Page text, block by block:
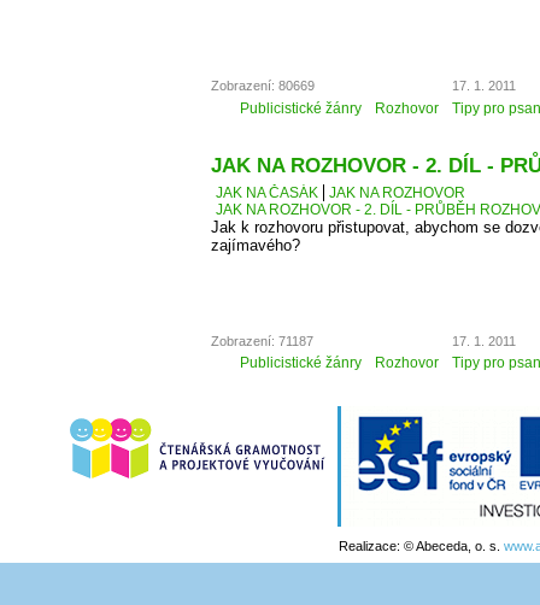
Zobrazení: 80669 17. 1. 2011
Publicistické žánry Rozhovor Tipy pro
JAK NA ROZHOVOR - 2. DÍL -
JAK NA ČASÁK
JAK NA ROZHOVOR
JAK NA ROZHOVOR - 2. DÍL - PRŮBĚH
Jak k rozhovoru přistupovat, abychom se
zajímavého?
Zobrazení: 71187 17. 1. 2011
Publicistické žánry Rozhovor Tipy pro
Realizace: © Abeceda, o. s.